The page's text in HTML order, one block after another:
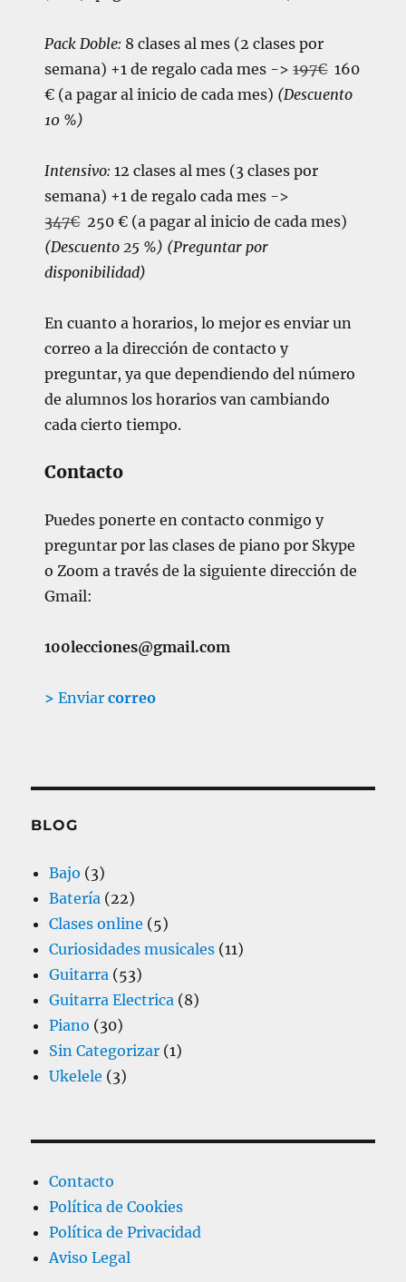
Pack Doble: 8 clases al mes (2 clases por
semana) +1 de regalo cada mes ->197€ 160
€ (a pagar al inicio de cada mes) (Descuento
10 %)
Intensivo: 12 clases al mes (3 clases por
semana) +1 de regalo cada mes ->
347€ 250 € (a pagar al inicio de cada mes)
(Descuento 25 %) (Preguntar por
disponibilidad)
En cuanto a horarios, lo mejor es enviar un
correo a la dirección de contacto y
preguntar, ya que dependiendo del número
de alumnos los horarios van cambiando
cada cierto tiempo.
Contacto
Puedes ponerte en contacto conmigo y
preguntar por las clases de piano por Skype
o Zoom a través de la siguiente dirección de
Gmail:
100lecciones@gmail.com
> Enviar correo
BLOG
Bajo (3)
Batería (22)
Clases online (5)
Curiosidades musicales (11)
Guitarra (53)
Guitarra Electrica (8)
Piano (30)
Sin Categorizar (1)
Ukelele (3)
Contacto
Política de Cookies
Política de Privacidad
Aviso Legal